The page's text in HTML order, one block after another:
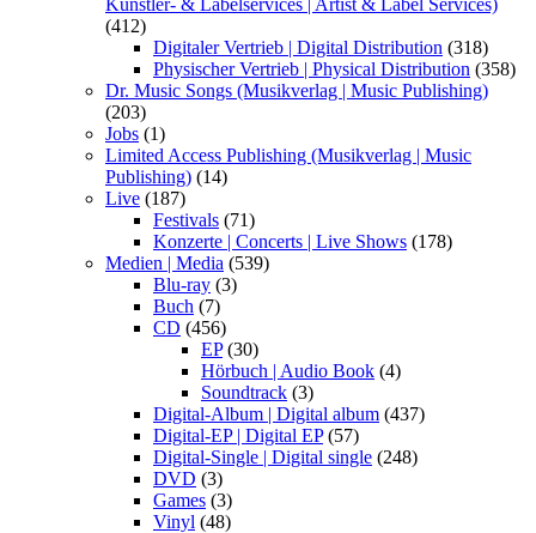
Künstler- & Labelservices | Artist & Label Services)
(412)
Digitaler Vertrieb | Digital Distribution (318)
Physischer Vertrieb | Physical Distribution (358)
Dr. Music Songs (Musikverlag | Music Publishing)
(203)
Jobs (1)
Limited Access Publishing (Musikverlag | Music
Publishing) (14)
Live (187)
Festivals (71)
Konzerte | Concerts | Live Shows (178)
Medien | Media (539)
Blu-ray (3)
Buch (7)
CD (456)
EP(30)
Hörbuch | Audio Book (4)
Soundtrack (3)
Digital-Album | Digital album (437)
Digital-EP | Digital EP(57)
Digital-Single | Digital single (248)
DVD (3)
Games (3)
Vinyl (48)